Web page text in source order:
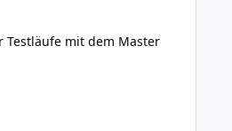
Testläufe mit dem Master